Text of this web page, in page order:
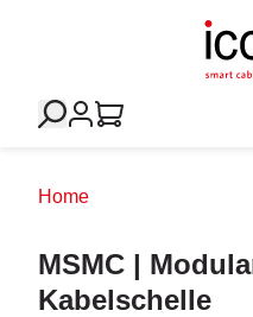
Home
MSMC |
Kabelschelle